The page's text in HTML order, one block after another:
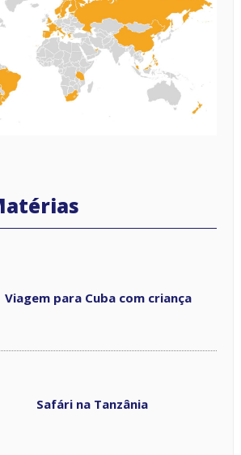
Viagem para Cuba com criança
Safári na Tanzânia